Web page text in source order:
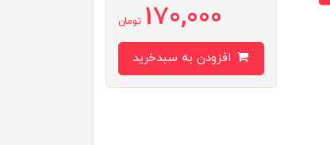
170,000 تومان